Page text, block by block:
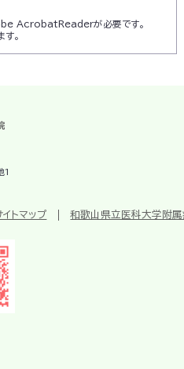
AcrobatReaderが必要です。
。
1
イトマップ 和歌山県立医科大学附